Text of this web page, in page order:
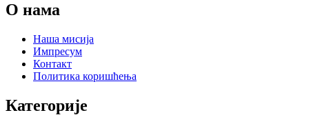
О нама
Наша мисија
Импресум
Контакт
Политика коришћења
Категорије